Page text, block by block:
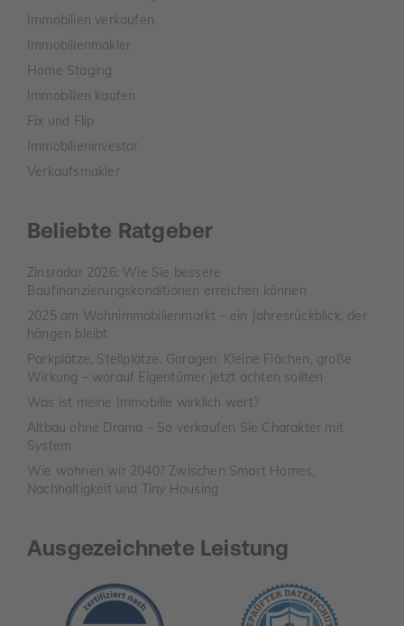
Immobilien verkaufen
Immobilienmakler
Home Staging
Immobilien kaufen
Fix und Flip
Immobilieninvestor
Verkaufsmakler
Beliebte Ratgeber
Zinsradar 2026: Wie Sie bessere
Baufinanzierungskonditionen erreichen können
2025 am Wohnimmobilienmarkt – ein Jahresrückblick, der
hängen bleibt
Parkplätze, Stellplätze, Garagen: Kleine Flächen, große
Wirkung – worauf Eigentümer jetzt achten sollten
Was ist meine Immobilie wirklich wert?
Altbau ohne Drama – So verkaufen Sie Charakter mit
System
Wie wohnen wir 2040? Zwischen Smart Homes,
Nachhaltigkeit und Tiny Housing
Ausgezeichnete Leistung